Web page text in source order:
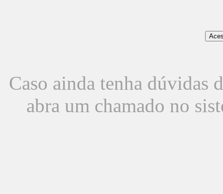
Caso ainda tenha dúvidas
abra um chamado no